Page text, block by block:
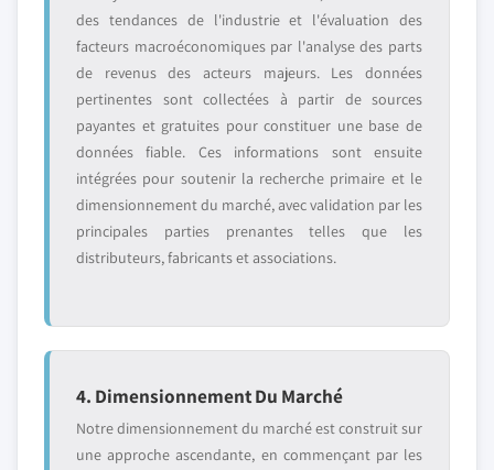
des tendances de l'industrie et l'évaluation des
facteurs macroéconomiques par l'analyse des parts
de revenus des acteurs majeurs. Les données
pertinentes sont collectées à partir de sources
payantes et gratuites pour constituer une base de
données fiable. Ces informations sont ensuite
intégrées pour soutenir la recherche primaire et le
dimensionnement du marché, avec validation par les
principales parties prenantes telles que les
distributeurs, fabricants et associations.
4. Dimensionnement Du Marché
Notre dimensionnement du marché est construit sur
une approche ascendante, en commençant par les